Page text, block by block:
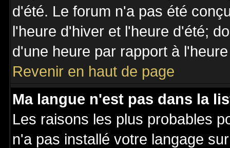
d'été. Le forum n'a pas été
l'heure d'hiver et l'heure d'été;
d'une heure par rapport à
Revenir en haut de page
Ma langue n'est pas dans la
Les raisons les plus probables
n'a pas installé votre langage